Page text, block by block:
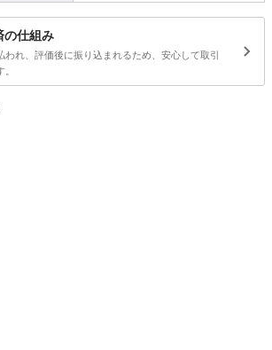
の仕組み
われ、評価後に振り込まれるため、安心して取引